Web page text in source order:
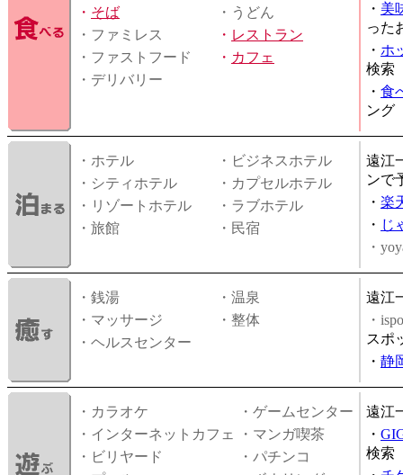
・ そば
・うどん
・ファミレス
・ レストラン
・ファストフード
・ カフェ
・デリバリー
・ 美
った
・ ホ
検索
・ 食
ング
・ホテル
・ビジネスホテル
・シティホテル
・カプセルホテル
・リゾートホテル
・ラブホテル
・旅館
・民宿
遠江
ンで
・ 楽
・ じ
・
・銭湯
・温泉
・マッサージ
・整体
・ヘルスセンター
遠江
・
スポ
・ 静
・カラオケ
・ゲームセンター
・インターネットカフェ
・マンガ喫茶
・ビリヤード
・パチンコ
遠江
・
検索